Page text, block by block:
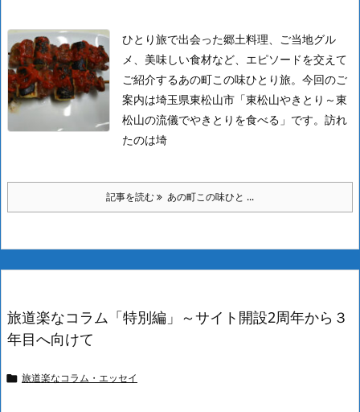
ひとり旅で出会った郷土料理、ご当地グル
メ、美味しい食材など、エピソードを交えて
ご紹介するあの町この味ひとり旅。今回のご
案内は埼玉県東松山市「東松山やきとり～東
松山の流儀でやきとりを食べる」です。 訪れ
たのは埼
記事を読む あの町この味ひと ...
旅道楽なコラム「特別編」～サイト開設2周年から３
年目へ向けて
 旅道楽なコラム・エッセイ